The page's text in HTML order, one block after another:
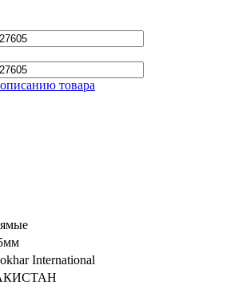
товара
International